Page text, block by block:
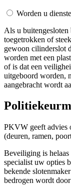
Worden u
Als u buitengesloten
toegetrokken of
gewoon cilinderslot
worden met een
of is dat een
uitgeboord worden,
aangebracht wordt
PKVW geeft advies
(deuren, ramen,
Beveiliging is helaas
specialist uw opties
bekende
bedrogen wordt